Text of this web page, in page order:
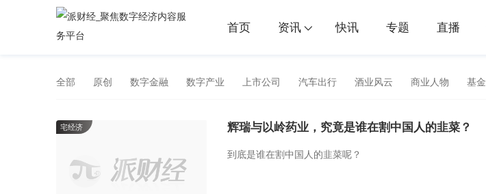
首页 资讯 快讯 专题 直播
全部 原创 数字金融 数字产业 上市公司 汽车出行 酒业风云 商业人物 基金
宅经济 辉瑞与以岭药业，究竟是谁在割中国人的韭菜？
到底是谁在割中国人的韭菜呢？